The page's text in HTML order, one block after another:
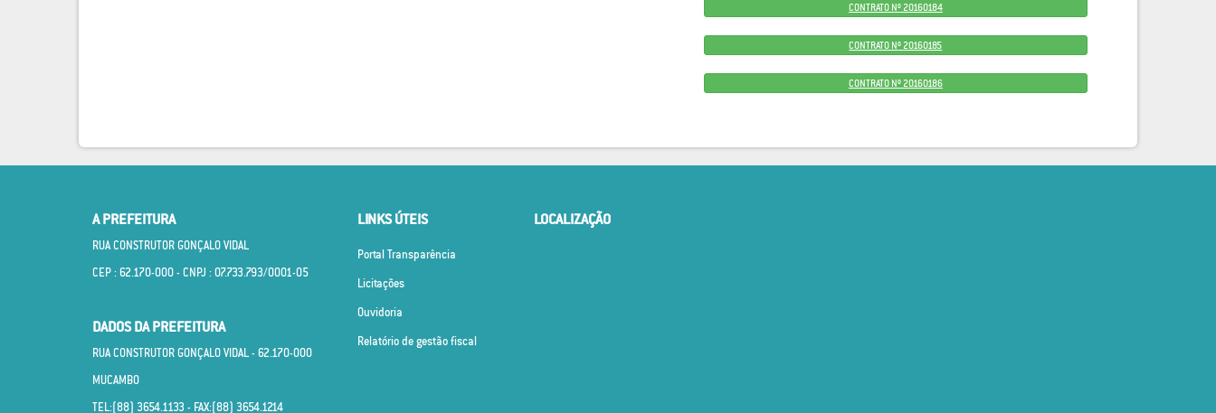
CONTRATO Nº 20160184
CONTRATO Nº 20160185
CONTRATO Nº 20160186
A PREFEITURA
RUA CONSTRUTOR GONÇALO VIDAL
CEP : 62.170­-000 - CNPJ : 07.733.793/0001­-05
DADOS DA PREFEITURA
RUA CONSTRUTOR GONÇALO VIDAL - 62.170­-000
MUCAMBO
TEL:(88) 3654.1133 - FAX:(88) 3654.1214
LINKS ÚTEIS
Portal Transparência
Licitações
Ouvidoria
Relatório de gestão fiscal
LOCALIZAÇÃO